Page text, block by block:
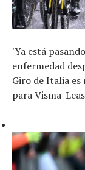
'Ya está
enfermedad
Giro de Italia
para Visma-